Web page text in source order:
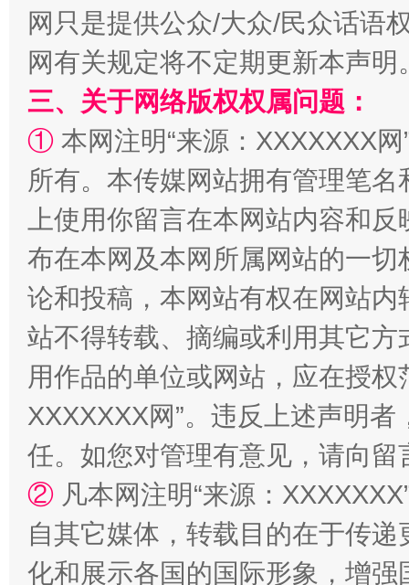
规模最大的光氢储一体化项目
镜头丨大暑三秋近 山西：
网只是提供公众/大众/民众话语
网有关规定将不定期更新本声明
三、关于网络版权权属问题：
① 本网注明“来源：XXXXXXX
所有。本传媒网站拥有管理笔
上使用你留言在本网站内容和
布在本网及本网所属网站的一
论和投稿，本网站有权在网站
站不得转载、摘编或利用其它
用作品的单位或网站，应在授
XXXXXXX网”。违反上述声明
任。如您对管理有意见，请向
② 凡本网注明“来源：
自其它媒体，转载目的在于传
化和展示各国的国际形象，增